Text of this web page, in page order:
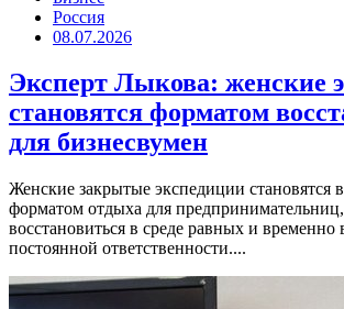
Россия
08.07.2026
Эксперт Лыкова: женские
становятся форматом
для бизнесвумен
Женские закрытые экспедиции становятся
форматом отдыха для
восстановиться в среде равных и
постоянной ответственности....